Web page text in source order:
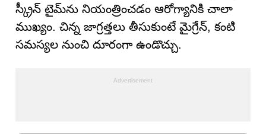
స్క్రీన్ టైమ్‌ను నియంత్రించడం ఆరోగ్యానికి చాలా
ముఖ్యం. చిన్న జాగ్రత్తలు తీసుకుంటే మైగ్రేన్‌, కంటి
సమస్యల నుంచి దూరంగా ఉండొచ్చు.